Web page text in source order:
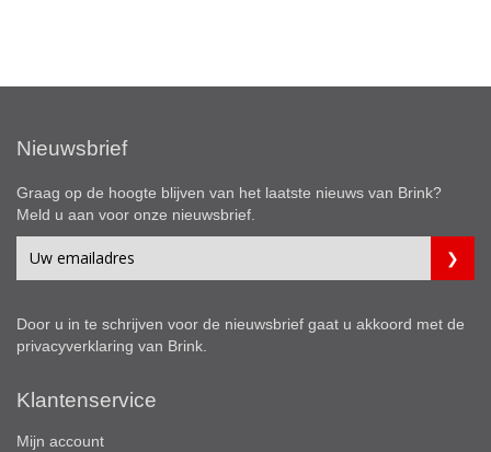
Nieuwsbrief
Graag op de hoogte blijven van het laatste nieuws van Brink?
Meld u aan voor onze nieuwsbrief.
Door u in te schrijven voor de nieuwsbrief gaat u akkoord met de
privacyverklaring van Brink.
Klantenservice
Mijn account